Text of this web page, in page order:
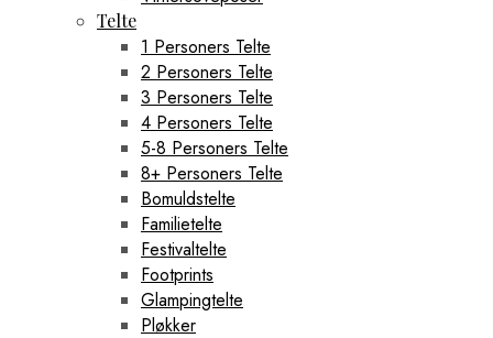
Telte
1 Personers Telte
2 Personers Telte
3 Personers Telte
4 Personers Telte
5-8 Personers Telte
8+ Personers Telte
Bomuldstelte
Familietelte
Festivaltelte
Footprints
Glampingtelte
Pløkker